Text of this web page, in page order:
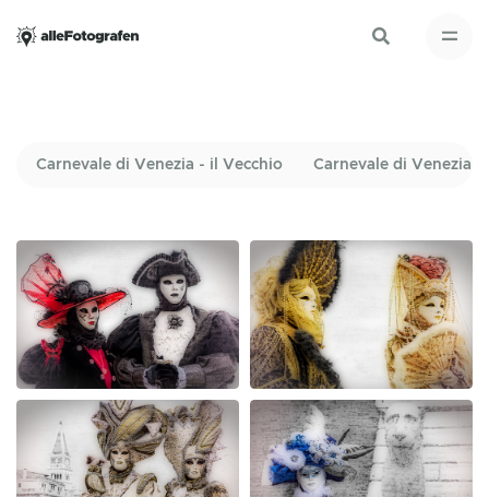
Carnevale di Venezia - il Vecchio Carnevale di Venezia -